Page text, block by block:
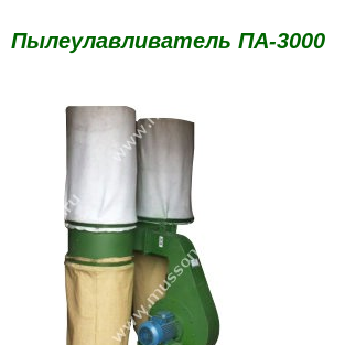
Пылеулавливатель ПА-3000